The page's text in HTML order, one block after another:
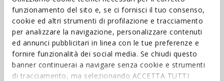
funzionamento del sito e, se ci fornisci il tuo consenso,
cookie ed altri strumenti di profilazione e tracciamento
per analizzare la navigazione, personalizzare contenuti
ed annunci pubblicitari in linea con le tue preferenze e
fornire funzionalità dei social media. Se chiudi questo
banner continuerai a navigare senza cookie e strumenti
di tracciamento, ma selezionando ACCETTA TUTTI